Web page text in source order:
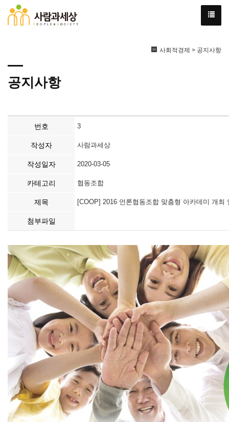
사회적경제 > 공지사항
공지사항
번호 3
작성자 사람과세상
작성일자 2020-03-05
카테고리 협동조합
제목 [COOP] 2016 언론협동조합 맞춤형 아카데미 개최
첨부파일